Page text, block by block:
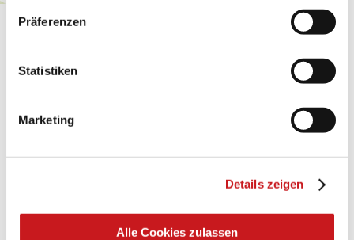
personenbezogene Daten verarbeiten. Hier geht’s zum
Impressum.
Präferenzen
Statistiken
Marketing
Details zeigen
Alle Cookies zulassen
Eine Überraschung der besonderten Art und